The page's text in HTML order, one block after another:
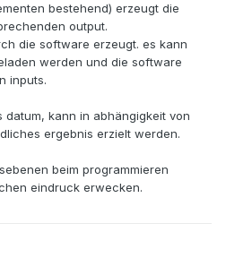
bestehend) erzeugt die
output.
die software erzeugt. es kann
werden und die software
inputs.
kann in abhängigkeit von
ergebnis erzielt werden.
beim programmieren
eindruck erwecken.